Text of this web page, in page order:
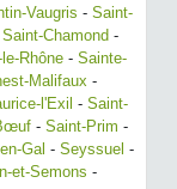
Vaugris - Saint-
Saint-Chamond -
Rhône - Sainte-
Malifaux -
l'Exil - Saint-
- Saint-Prim -
Gal - Seyssuel -
et-Semons -